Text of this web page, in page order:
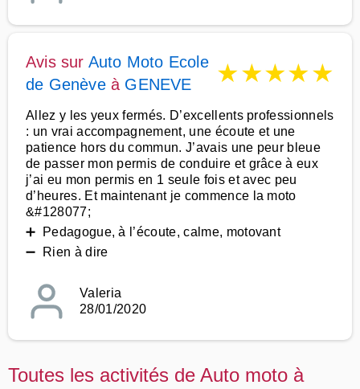
Avis sur Auto Moto Ecole
de Genèveà GENEVE ★★★★★
Allez y les yeux fermés. D’excellents professionnels
: un vrai accompagnement, une écoute et une
patience hors du commun. J’avais une peur bleue
de passer mon permis de conduire et grâce à eux
j’ai eu mon permis en 1 seule fois et avec peu
d’heures. Et maintenant je commence la moto
&#128077;
➕ Pedagogue, à l’écoute, calme, motovant
➖ Rien à dire
Valeria
28/01/2020
Toutes les activités de Auto moto à